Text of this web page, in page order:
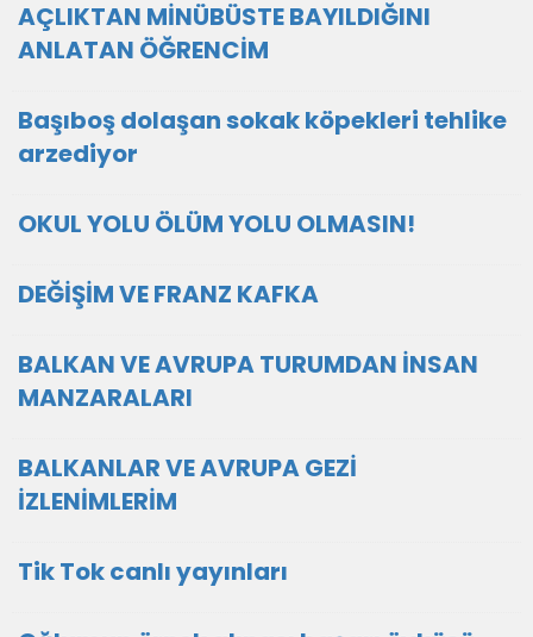
AÇLIKTAN MİNÜBÜSTE BAYILDIĞINI
ANLATAN ÖĞRENCİM
Başıboş dolaşan sokak köpekleri tehlike
arzediyor
OKUL YOLU ÖLÜM YOLU OLMASIN!
DEĞİŞİM VE FRANZ KAFKA
BALKAN VE AVRUPA TURUMDAN İNSAN
MANZARALARI
BALKANLAR VE AVRUPA GEZİ
İZLENİMLERİM
Tik Tok canlı yayınları